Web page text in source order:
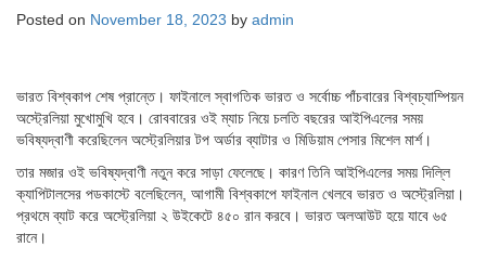
Posted on November 18, 2023 by admin
ভারত বিশ্বকাপ শেষ প্রান্তে। ফাইনালে স্বাগতিক ভারত ও সর্বোচ্চ পাঁচবারের বিশ্বচ্যাম্পিয়ন
অস্ট্রেলিয়া মুখোমুখি হবে। রোববারের ওই ম্যাচ নিয়ে চলতি বছরের আইপিএলের সময়
ভবিষ্যদ্বাণী করেছিলেন অস্ট্রেলিয়ার টপ অর্ডার ব্যাটার ও মিডিয়াম পেসার মিশেল মার্শ।
তার মজার ওই ভবিষ্যদ্বাণী নতুন করে সাড়া ফেলেছে। কারণ তিনি আইপিএলের সময় দিল্লি
ক্যাপিটালসের পডকাস্টে বলেছিলেন, আগামী বিশ্বকাপে ফাইনাল খেলবে ভারত ও অস্ট্রেলিয়া।
প্রথমে ব্যাট করে অস্ট্রেলিয়া ২ উইকেটে ৪৫০ রান করবে। ভারত অলআউট হয়ে যাবে ৬৫
রানে।